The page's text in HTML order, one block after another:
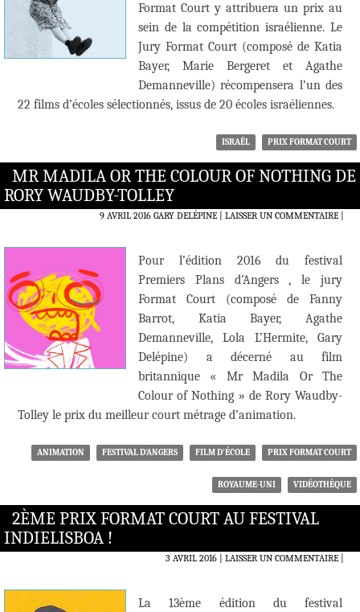
Format Court y attribuera un prix au
sein de la compétition israélienne. Le
Jury Format Court (composé de Katia
Bayer, Marie Bergeret et Agathe
Demanneville) récompensera l’un des
22 films d’écoles sélectionnés, issus de 20 écoles israéliennes.
ISRAËL PRIX FORMAT COURT
MR MADILA OR THE COLOUR OF NOTHING DE
RORY WAUDBY-TOLLEY
9 AVRIL 2016 GARY DELÉPINE LAISSER UN COMMENTAIRE|
Pour l’édition 2016 du festival
Premiers Plans d’Angers , le jury
Format Court (composé de Fanny
Barrot, Katia Bayer, Agathe
Demanneville, Lola L’Hermite, Gary
Delépine) a décerné au film
britannique « Mr Madila Or The
Colour of Nothing » de Rory Waudby-
Tolley le prix du meilleur court métrage d’animation.
ANIMATION FESTIVAL D'ANGERS FILM D'ÉCOLE PRIX FORMAT COURT
ROYAUME-UNI VIDÉOTHÈQUE
2ÈME PRIX FORMAT COURT AU FESTIVAL
INDIELISBOA !
3 AVRIL 2016 LAISSER UN COMMENTAIRE|
La 13ème édition du festival